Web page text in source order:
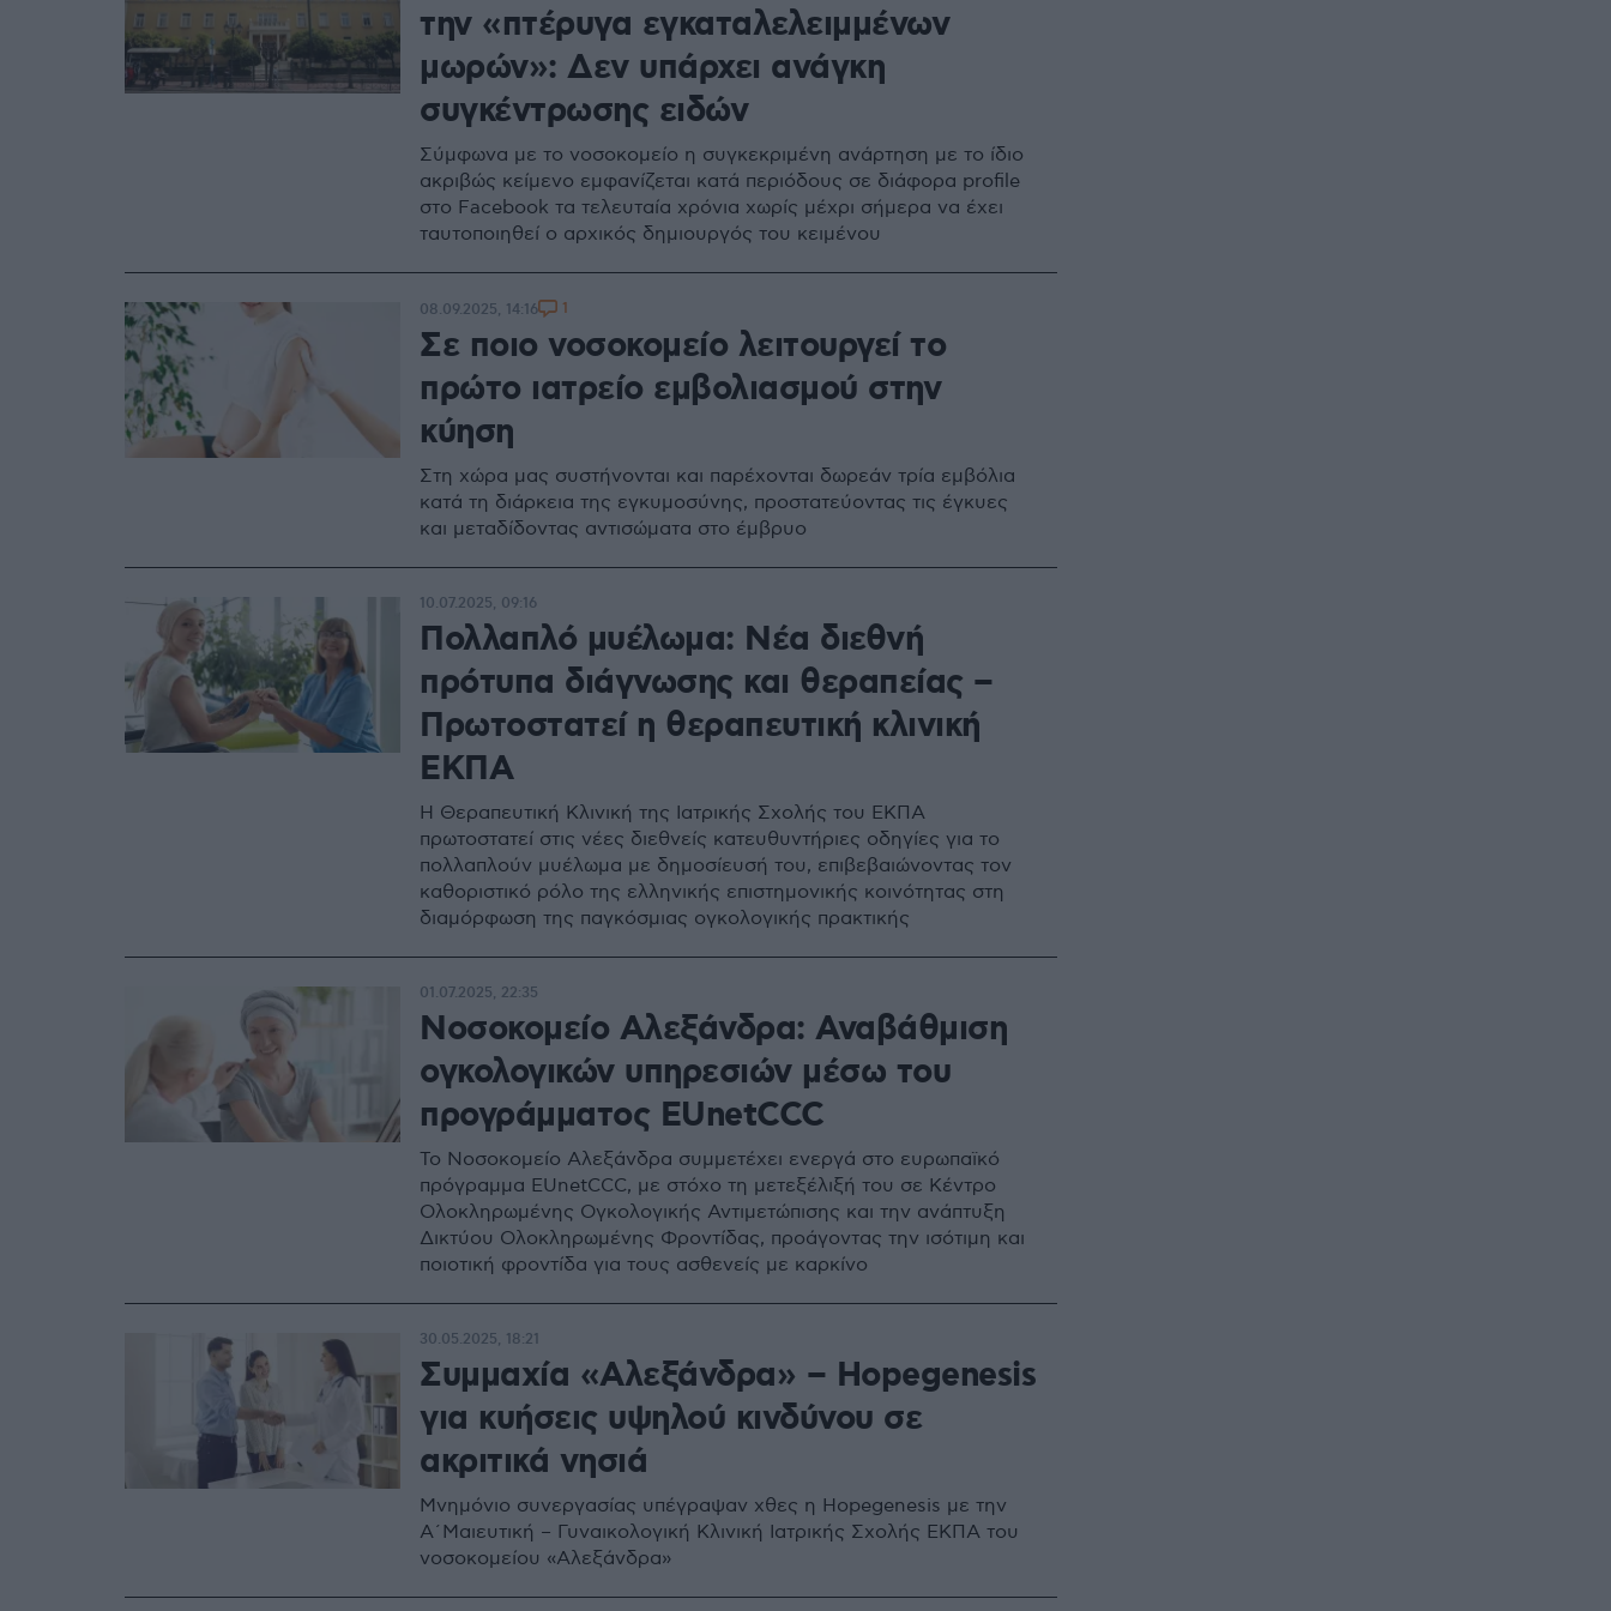
την «πτέρυγα εγκαταλελειμμένων
μωρών»: Δεν υπάρχει ανάγκη
συγκέντρωσης ειδών
Σύμφωνα με το νοσοκομείο η συγκεκριμένη ανάρτηση με το ίδιο
ακριβώς κείμενο εμφανίζεται κατά περιόδους σε διάφορα profile
στο Facebook τα τελευταία χρόνια χωρίς μέχρι σήμερα να έχει
ταυτοποιηθεί ο αρχικός δημιουργός του κειμένου
Σε ποιο νοσοκομείο λειτουργεί το
πρώτο ιατρείο εμβολιασμού στην
κύηση
Στη χώρα μας συστήνονται και παρέχονται δωρεάν τρία εμβόλια
κατά τη διάρκεια της εγκυμοσύνης, προστατεύοντας τις έγκυες
και μεταδίδοντας αντισώματα στο έμβρυο
08.09.2025, 14:16 1
Πολλαπλό μυέλωμα: Νέα διεθνή
πρότυπα διάγνωσης και θεραπείας –
Πρωτοστατεί η θεραπευτική κλινική
ΕΚΠΑ
Η Θεραπευτική Κλινική της Ιατρικής Σχολής του ΕΚΠΑ
πρωτοστατεί στις νέες διεθνείς κατευθυντήριες οδηγίες για το
πολλαπλούν μυέλωμα με δημοσίευσή του, επιβεβαιώνοντας τον
καθοριστικό ρόλο της ελληνικής επιστημονικής κοινότητας στη
διαμόρφωση της παγκόσμιας ογκολογικής πρακτικής
10.07.2025, 09:16
Νοσοκομείο Αλεξάνδρα: Αναβάθμιση
ογκολογικών υπηρεσιών μέσω του
προγράμματος EUnetCCC
Το Νοσοκομείο Αλεξάνδρα συμμετέχει ενεργά στο ευρωπαϊκό
πρόγραμμα EUnetCCC, με στόχο τη μετεξέλιξή του σε Κέντρο
Ολοκληρωμένης Ογκολογικής Αντιμετώπισης και την ανάπτυξη
Δικτύου Ολοκληρωμένης Φροντίδας, προάγοντας την ισότιμη και
ποιοτική φροντίδα για τους ασθενείς με καρκίνο
01.07.2025, 22:35
Συμμαχία «Αλεξάνδρα» – Hopegenesis
για κυήσεις υψηλού κινδύνου σε
ακριτικά νησιά
Μνημόνιο συνεργασίας υπέγραψαν χθες η Hopegenesis με την
Α΄Μαιευτική – Γυναικολογική Κλινική Ιατρικής Σχολής ΕΚΠΑ του
νοσοκομείου «Αλεξάνδρα»
30.05.2025, 18:21